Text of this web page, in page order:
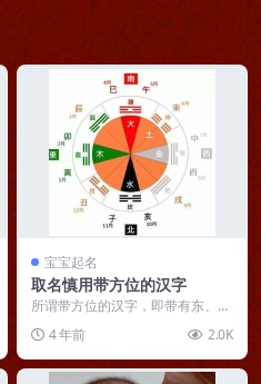
宝宝起名
取名慎用带方位的汉字
所谓带方位的汉字，即带有东、
从方位与地支及五行生肖...
4 年前 2.0K